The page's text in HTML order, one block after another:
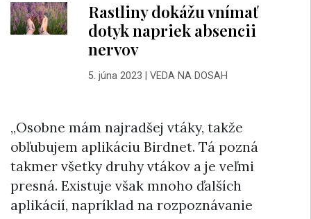
Rastliny dokážu vnímať
dotyk napriek absencii
nervov
5. júna 2023 VEDA NA DOSAH
„Osobne mám najradšej vtáky, takže
obľubujem aplikáciu Birdnet. Tá pozná
takmer všetky druhy vtákov a je veľmi
presná. Existuje však mnoho ďalších
aplikácií, napríklad na rozpoznávanie